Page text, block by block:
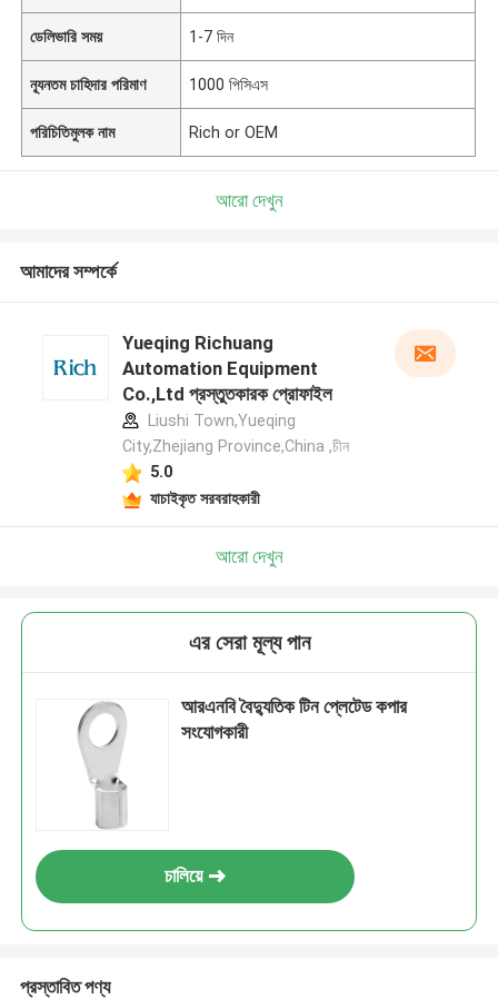
ডেলিভারি সময় 1-7 দিন
ন্যূনতম চাহিদার পরিমাণ 1000 পিসিএস
পরিচিতিমুলক নাম Rich or OEM
আরো দেখুন
আমাদের সম্পর্কে
Yueqing Richuang
Automation Equipment
Co.,Ltd প্রস্তুতকারক প্রোফাইল
Liushi Town,Yueqing
City,Zhejiang Province,China ,চীন
5.0
যাচাইকৃত সরবরাহকারী
আরো দেখুন
এর সেরা মূল্য পান
আরএনবি বৈদ্যুতিক টিন প্লেটেড কপার
সংযোগকারী
চালিয়ে
প্রস্তাবিত পণ্য